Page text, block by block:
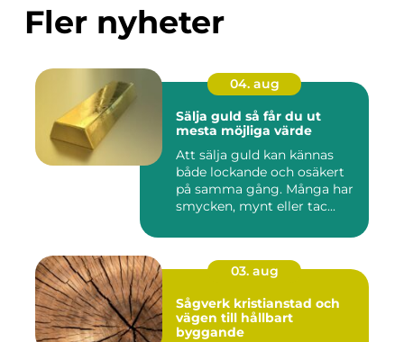
Fler nyheter
04. aug
Sälja guld så får du ut
mesta möjliga värde
Att sälja guld kan kännas
både lockande och osäkert
på samma gång. Många har
smycken, mynt eller tac...
03. aug
Sågverk kristianstad och
vägen till hållbart
byggande